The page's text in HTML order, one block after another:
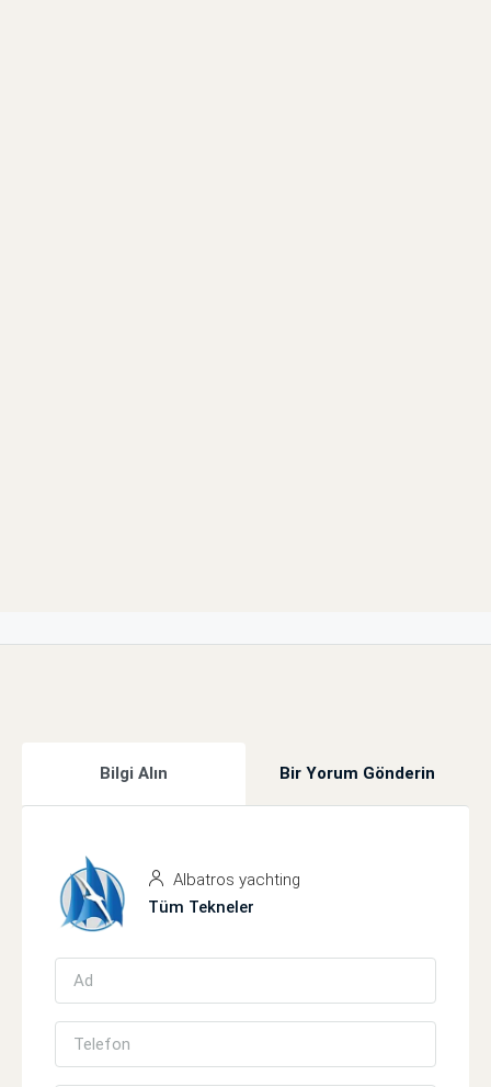
Bilgi Alın Bir Yorum Gönderin
Albatros yachting
Tüm Tekneler